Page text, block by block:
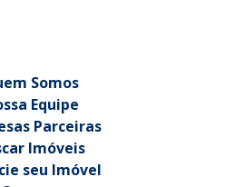
Somos
Equipe
Parceiras
Imóveis
seu Imóvel